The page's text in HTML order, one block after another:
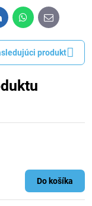
WhatsApp
E-
mail
produkt
Do košíka